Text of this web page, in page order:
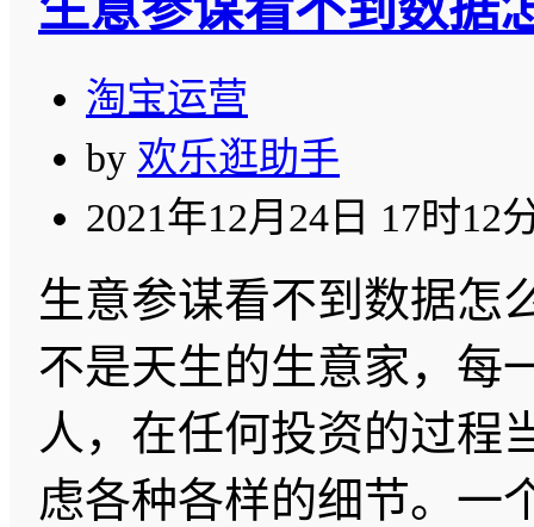
淘宝运营
by 欢乐逛助手
2021年12月24日 17时12
生意参谋看不到数据怎
不是天生的生意家，每
人，在任何投资的过程
虑各种各样的细节。一